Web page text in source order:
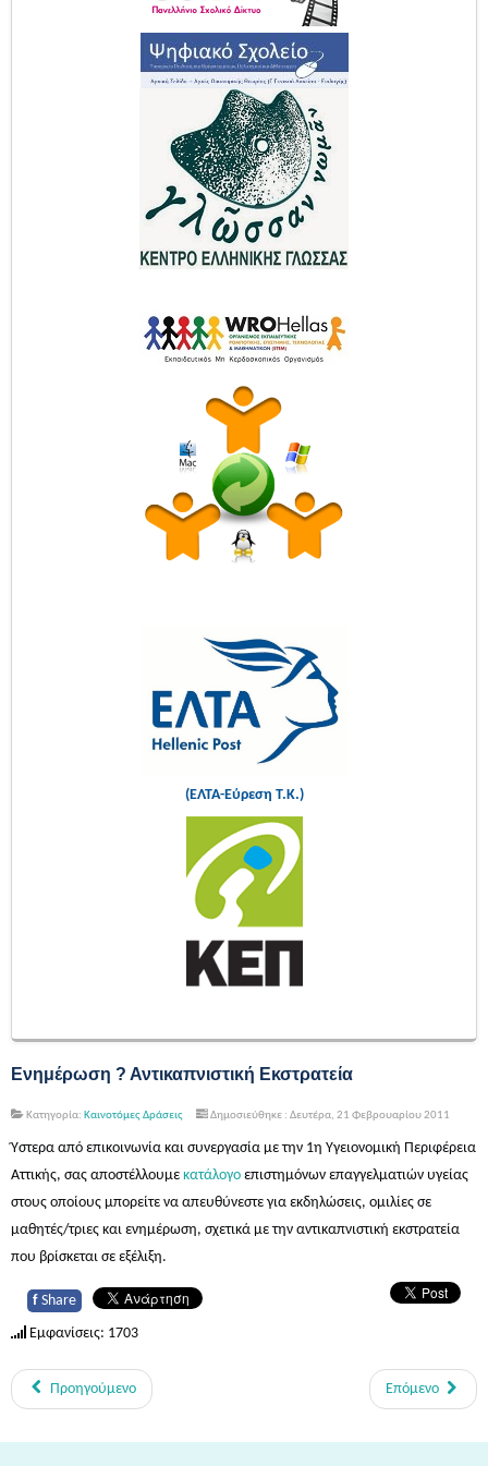
(ΕΛΤΑ-Εύρεση Τ.Κ.)
Ενημέρωση ? Αντικαπνιστική Εκστρατεία
Κατηγορία: Καινοτόμες Δράσεις Δημοσιεύθηκε : Δευτέρα, 21 Φεβρουαρίου 2011
Ύστερα από επικοινωνία και συνεργασία με την 1η Υγειονομική Περιφέρεια
Αττικής, σας αποστέλλουμε κατάλογο επιστημόνων επαγγελματιών υγείας
στους οποίους μπορείτε να απευθύνεστε για εκδηλώσεις, ομιλίες σε
μαθητές/τριες και ενημέρωση, σχετικά με την αντικαπνιστική εκστρατεία
που βρίσκεται σε εξέλιξη.
f Share
Εμφανίσεις: 1703
Προηγούμενο Επόμενο